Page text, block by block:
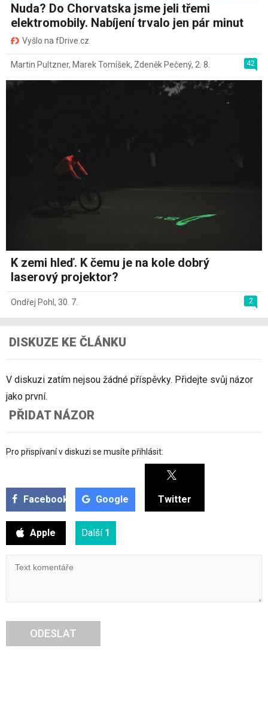
Nuda? Do Chorvatska jsme jeli třemi
elektromobily. Nabíjení trvalo jen pár minut
Vyšlo na fDrive.cz
42
Martin Pultzner, Marek Tomíšek, Zdeněk Pečený, 2. 8.
K zemi hleď. K čemu je na kole dobrý
laserový projektor?
2
Ondřej Pohl , 30. 7.
DISKUZE KE ČLÁNKU
V diskuzi zatím nejsou žádné příspěvky. Přidejte svůj názor
jako první.
PŘIDAT NÁZOR
Pro přispívaní v diskuzi se musíte přihlásit:
Facebook Google Twitter
Apple Další 1
ODESLAT